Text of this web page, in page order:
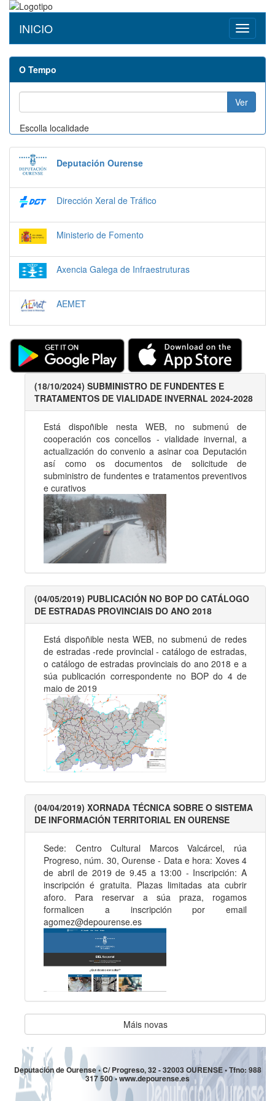
Toggle
INICIO
O Tempo
Ver
Escolla localidade
Deputación Ourense
Dirección Xeral de Tráfico
Ministerio de Fomento
Axencia Galega de Infraestruturas
AEMET
(18/10/2024) SUBMINISTRO DE FUNDENTES E
TRATAMENTOS DE VIALIDADE INVERNAL 2024-2028
Está dispoñible nesta WEB, no submenú de
cooperación cos concellos - vialidade invernal, a
actualización do convenio a asinar coa Deputación
así como os documentos de solicitude de
subministro de fundentes e tratamentos preventivos
e curativos
(04/05/2019) PUBLICACIÓN NO BOP DO CATÁLOGO
DE ESTRADAS PROVINCIAIS DO ANO 2018
Está dispoñible nesta WEB, no submenú de redes
de estradas -rede provincial - catálogo de estradas,
o catálogo de estradas provinciais do ano 2018 e a
súa publicación correspondente no BOP do 4 de
maio de 2019
(04/04/2019) XORNADA TÉCNICA SOBRE O SISTEMA
DE INFORMACIÓN TERRITORIAL EN OURENSE
Sede: Centro Cultural Marcos Valcárcel, rúa
Progreso, núm. 30, Ourense - Data e hora: Xoves 4
de abril de 2019 de 9.45 a 13:00 - Inscripción: A
inscripción é gratuita. Plazas limitadas ata cubrir
aforo. Para reservar a súa praza, rogamos
formalicen a inscripción por email
agomez@depourense.es
Máis novas
Deputación de Ourense • C/ Progreso, 32 - 32003 OURENSE • Tfno: 988
317 500 • www.depourense.es